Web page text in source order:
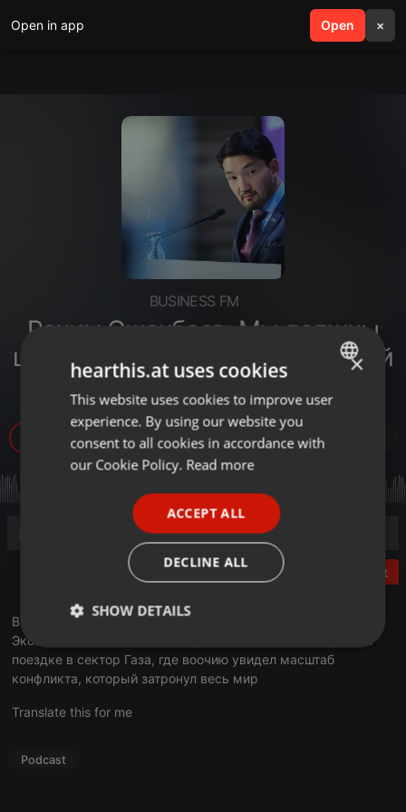
Open in app Open ×
search menu
BUSINESS FM
Рахим Ошакбаев: Мы должны
ценить и оберегать мир в нашей
стране
Post
В эфире очередной выпуск программы «Деловое утро».
Экономист Рахим Ошакбаев рассказал о своей недавней
поездке в сектор Газа, где воочию увидел масштаб
конфликта, который затронул весь мир
Translate this for me
Podcast
ENGLISH
GERMAN
×
hearthis.at uses cookies
This website uses cookies to improve user
experience. By using our website you
consent to all cookies in accordance with
our Cookie Policy. Read more
ACCEPT ALL
DECLINE ALL
SHOW DETAILS
Strictly
necessary
Targeting Functionality